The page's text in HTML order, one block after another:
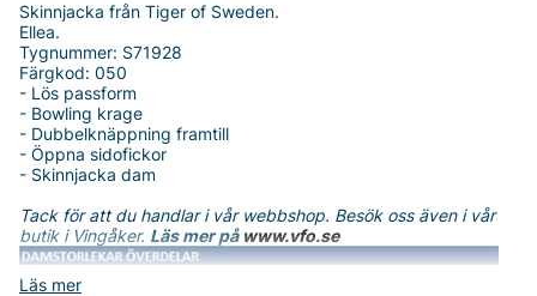
Läs mer
Skinnjacka från Tiger of Sweden.
Ellea.
Tygnummer: S71928
Färgkod: 050
- Lös passform
- Bowling krage
- Dubbelknäppning framtill
- Öppna sidofickor
- Skinnjacka dam
Tack för att du handlar i vår webbshop. Besök oss även i vår
butik i Vingåker. Läs mer på www.vfo.se